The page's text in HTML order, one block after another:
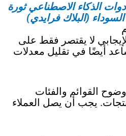
الذكاء الاصطناعي ثورة
(البلاك فرايدي)
لا يقتصر فقط على
أيضًا في تقليل معدلات
القوائم والفئات
يجب أن يصل العملاء